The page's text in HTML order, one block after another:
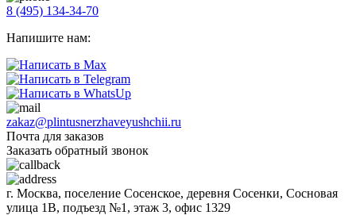
8 (495) 134-34-70
Напишите нам:
zakaz@plintusnerzhaveyushchii.ru
Почта для заказов
Заказать обратный звонок
г. Москва, поселение Сосенское, деревня Сосенки, Сосновая
улица 1В, подъезд №1, этаж 3, офис 1329